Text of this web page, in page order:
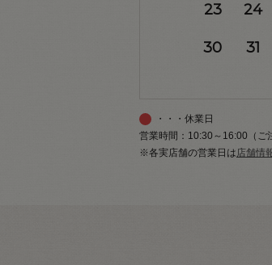
23 24
30 31
・・・休業日
営業時間：10:30～16:00（ご
※各実店舗の営業日は店舗情